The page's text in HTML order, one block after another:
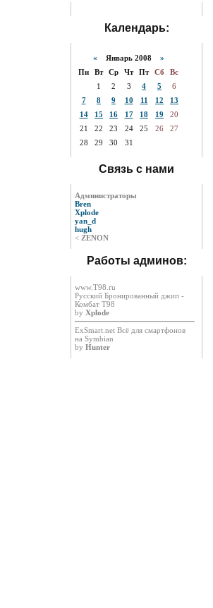
Календарь:
« Январь 2008 »
Пн
Вт Ср Чт Пт Сб
Вс
1
2 3 4 5
6
7
8 9 10 11 12
13
14
15 16 17 18 19
20
21
22 23 24 25 26
27
28
29 30 31
Связь с нами
Администраторы
Bren
Xplode
yan_d
hugh
< ZENON
Работы админов:
www.T98.ru
Русский Бронированный джип -
Комбат Т98
by Xplode
ExSmart.net Всё для смартфонов
на Symbian
by Hunter